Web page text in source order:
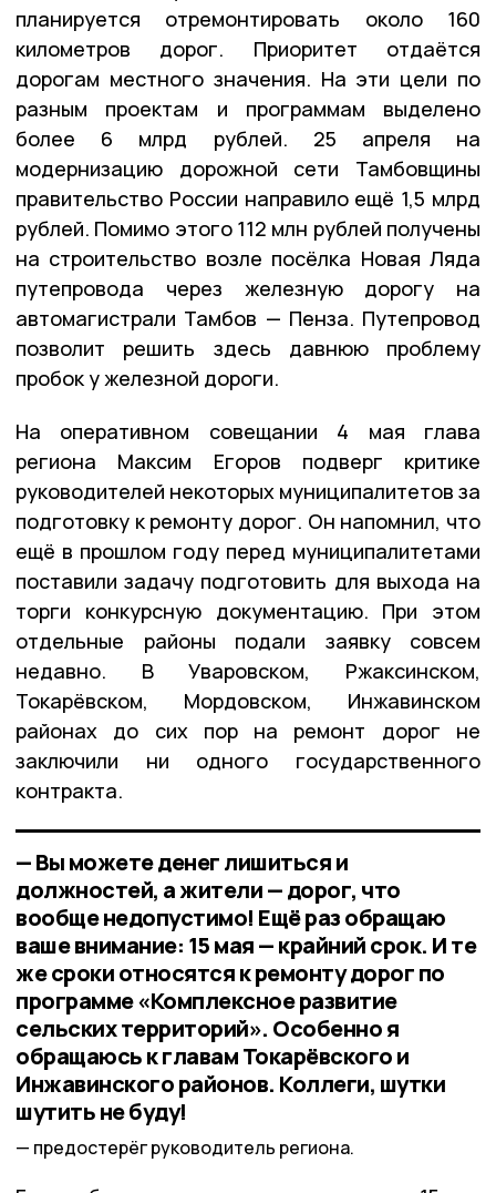
планируется отремонтировать около 160
километров дорог. Приоритет отдаётся
дорогам местного значения. На эти цели по
разным проектам и программам выделено
более 6 млрд рублей. 25 апреля на
модернизацию дорожной сети Тамбовщины
правительство России направило ещё 1,5 млрд
рублей. Помимо этого 112 млн рублей получены
на строительство возле посёлка Новая Ляда
путепровода через железную дорогу на
автомагистрали Тамбов — Пенза. Путепровод
позволит решить здесь давнюю проблему
пробок у железной дороги.
На оперативном совещании 4 мая глава
региона Максим Егоров подверг критике
руководителей некоторых муниципалитетов за
подготовку к ремонту дорог. Он напомнил, что
ещё в прошлом году перед муниципалитетами
поставили задачу подготовить для выхода на
торги конкурсную документацию. При этом
отдельные районы подали заявку совсем
недавно. В Уваровском, Ржаксинском,
Токарёвском, Мордовском, Инжавинском
районах до сих пор на ремонт дорог не
заключили ни одного государственного
контракта.
— Вы можете денег лишиться и
должностей, а жители — дорог, что
вообще недопустимо! Ещё раз обращаю
ваше внимание: 15 мая — крайний срок. И те
же сроки относятся к ремонту дорог по
программе «Комплексное развитие
сельских территорий». Особенно я
обращаюсь к главам Токарёвского и
Инжавинского районов. Коллеги, шутки
шутить не буду!
предостерёг руководитель региона.